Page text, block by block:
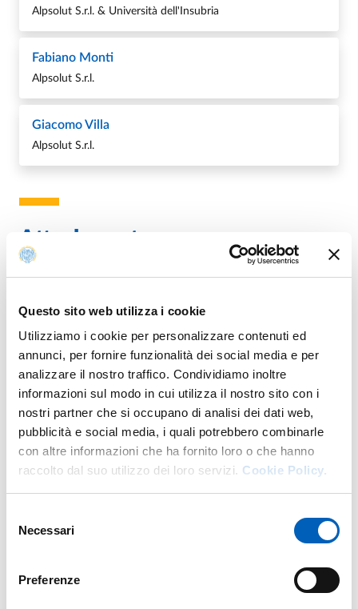
Questo sito web utilizza i cookie
Utilizziamo i cookie per personalizzare contenuti ed
annunci, per fornire funzionalità dei social media e per
analizzare il nostro traffico. Condividiamo inoltre
informazioni sul modo in cui utilizza il nostro sito con i
nostri partner che si occupano di analisi dei dati web,
pubblicità e social media, i quali potrebbero combinarle
con altre informazioni che ha fornito loro o che hanno
raccolto dal suo utilizzo dei loro servizi. Cookie Policy.
delNecessari
Preferenze
Alpsolut S.r.l. & Università dell'Insubria
Fabiano Monti
Alpsolut S.r.l.
Giacomo Villa
Alpsolut S.r.l.
Attachments
PDF
LOCANDINA_ALPSOLUT.PDF
Access mode
Live: Ingresso libero fino esaurimento posti